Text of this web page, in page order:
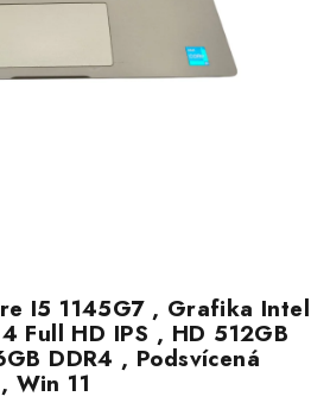
I5 1145G7 , Grafika Intel
Full HD IPS , HD 512GB
DDR4 , Podsvícená
Win 11